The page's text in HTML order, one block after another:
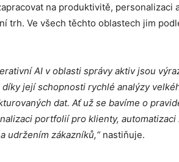
na produktivitě, personalizaci
trh. Ve všech těchto oblastech jim
AI v oblasti správy aktiv jsou
její schopnosti rychlé analýzy
dat. Ať už se bavíme o
portfolií pro klienty,
udržením zákazníků,“ nastiňuje.